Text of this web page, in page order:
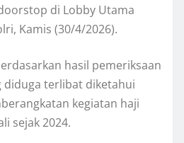
di Lobby Utama
Kamis (30/4/2026).
hasil pemeriksaan
diduga terlibat diketahui
kegiatan haji
sejak 2024.